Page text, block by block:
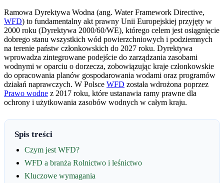
Ramowa Dyrektywa Wodna (ang. Water Framework Directive,
WFD) to fundamentalny akt prawny Unii Europejskiej przyjęty w
2000 roku (Dyrektywa 2000/60/WE), którego celem jest osiągnięcie
dobrego stanu wszystkich wód powierzchniowych i podziemnych
na terenie państw członkowskich do 2027 roku. Dyrektywa
wprowadza zintegrowane podejście do zarządzania zasobami
wodnymi w oparciu o dorzecza, zobowiązując kraje członkowskie
do opracowania planów gospodarowania wodami oraz programów
działań naprawczych. W Polsce WFD została wdrożona poprzez
Prawo wodne z 2017 roku, które ustanawia ramy prawne dla
ochrony i użytkowania zasobów wodnych w całym kraju.
Spis treści
Czym jest WFD?
WFD a branża Rolnictwo i leśnictwo
Kluczowe wymagania